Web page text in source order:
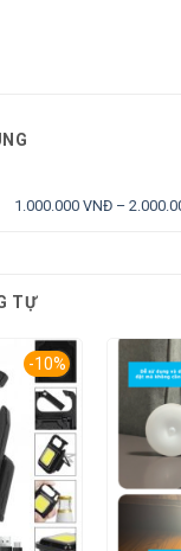
1.000.000 VNĐ –
TỰ
-10%